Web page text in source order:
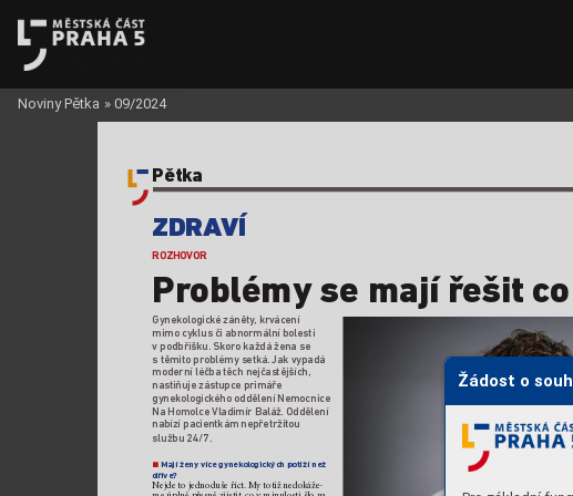
Žádost o
ZDRAVÍ
ROZHOVOR
Problémy se mají řešit c
Gynekologické záněty, krvácení
mimo cyklus či abnormální bolesti
vpodbřišku. Skoro každá žena se
stěmito problémy setká. Jak vypadá
moderní léčba těch nejčastějších,
nastiňuje zástupce primáře
gynekologického oddělení Nemocnice
Na Homolce Vladimír Baláž. Oddělení
nabízí pacientkám nepřetržitou
službu 24/7.
Mají ženy více gynekologických potíží než
dříve?
Nejde to jednoduše říct. My totiž nedokáže-
Pětka
Noviny Pětka » 09/2024